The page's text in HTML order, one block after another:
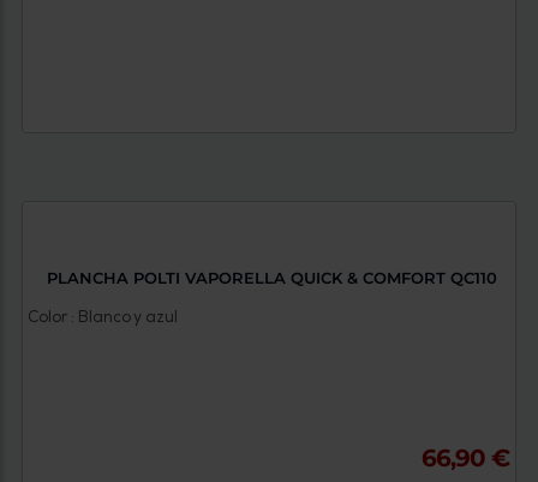
PLANCHA POLTI VAPORELLA QUICK & COMFORT QC110
Color : Blanco y azul
66,90 €